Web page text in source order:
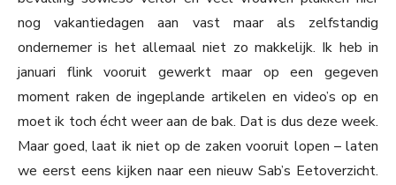
nog vakantiedagen aan vast maar als zelfstandig
ondernemer is het allemaal niet zo makkelijk. Ik heb in
januari flink vooruit gewerkt maar op een gegeven
moment raken de ingeplande artikelen en video’s op en
moet ik toch écht weer aan de bak. Dat is dus deze week.
Maar goed, laat ik niet op de zaken vooruit lopen – laten
we eerst eens kijken naar een nieuw Sab’s Eetoverzicht.